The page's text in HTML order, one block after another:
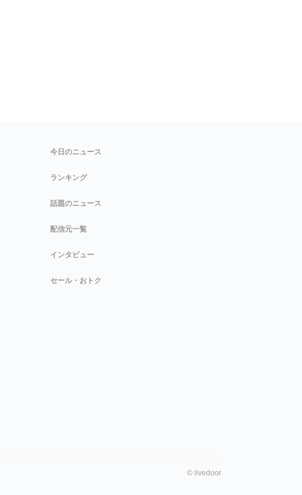
今日のニュース
ランキング
話題のニュース
配信元一覧
インタビュー
セール・おトク
© livedoor